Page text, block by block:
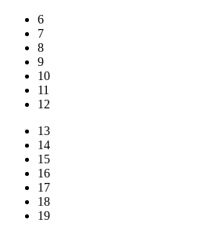
6
7
8
9
10
11
12
13
14
15
16
17
18
19